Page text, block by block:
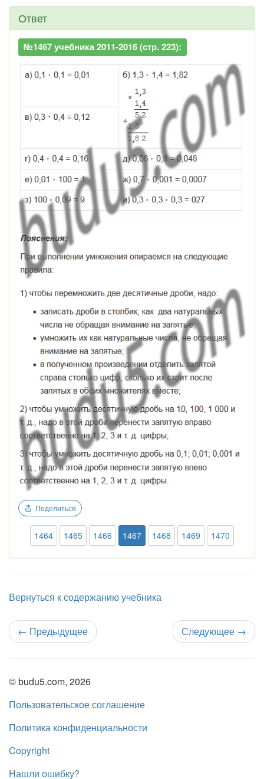
Ответ
№1467 учебника 2011-2016 (стр. 223):
Поделиться
1464 1465 1466 1467 1468 1469 1470
Вернуться к содержанию учебника
← Предыдущее Следующее →
© budu5.com, 2026
Пользовательское соглашение
Политика конфиденциальности
Copyright
Нашли ошибку?